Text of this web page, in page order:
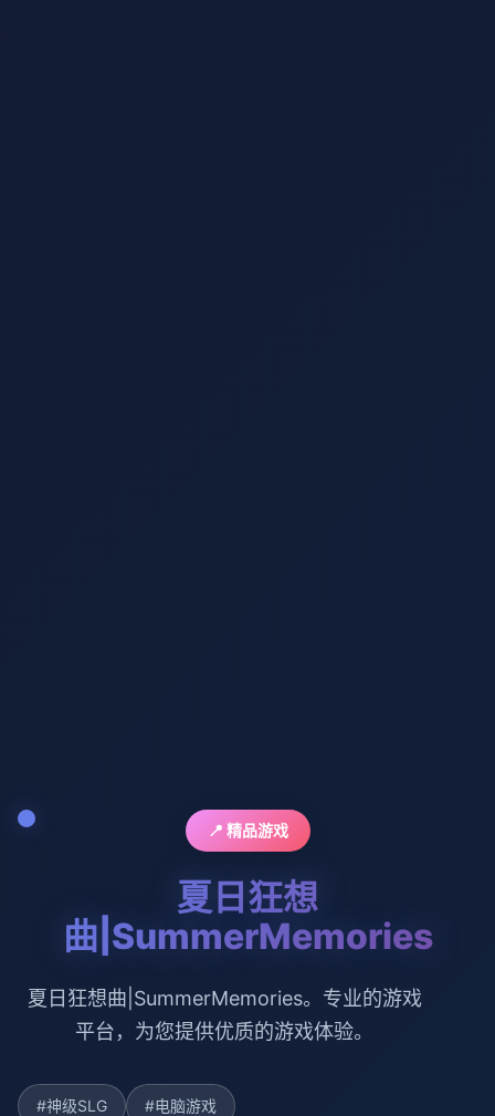
📍 精品游戏
夏日狂想
曲|SummerMemories
夏日狂想曲|SummerMemories。专业的游戏
平台，为您提供优质的游戏体验。
#神级SLG #电脑游戏